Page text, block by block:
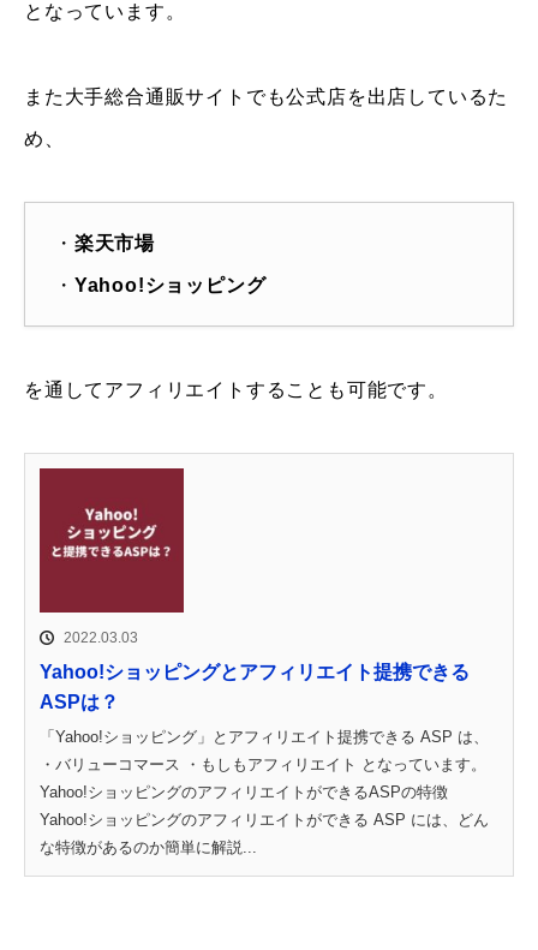
となっています。
また大手総合通販サイトでも公式店を出店しているた
め、
・ 楽天市場
・ Yahoo!ショッピング
を通してアフィリエイトすることも可能です。
2022.03.03
Yahoo!ショッピングとアフィリエイト提携できる
ASPは？
「Yahoo!ショッピング」とアフィリエイト提携できる ASP は、
・バリューコマース ・もしもアフィリエイト となっています。
Yahoo!ショッピングのアフィリエイトができるASPの特徴
Yahoo!ショッピングのアフィリエイトができる ASP には、どん
な特徴があるのか簡単に解説...